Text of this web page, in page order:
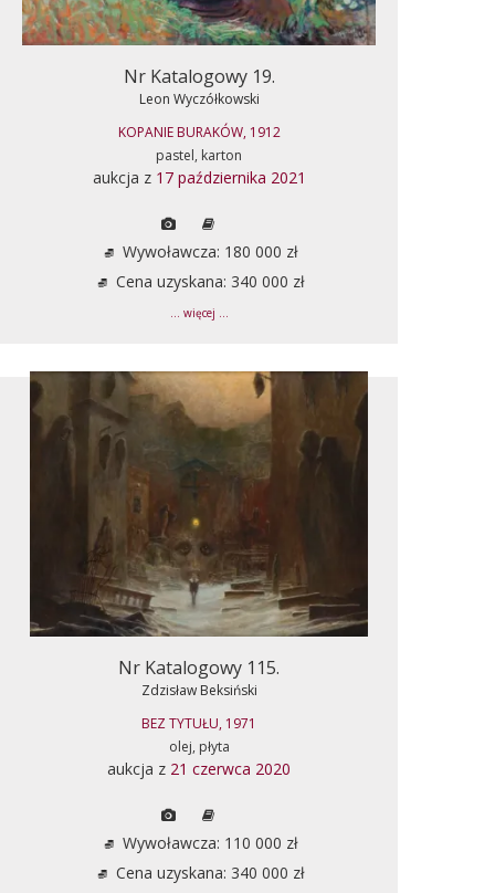
Nr Katalogowy 19.
Leon Wyczółkowski
KOPANIE BURAKÓW, 1912
pastel, karton
aukcja z 17 października 2021
Wywoławcza: 180 000 zł
Cena uzyskana: 340 000 zł
... więcej ...
Nr Katalogowy 115.
Zdzisław Beksiński
BEZ TYTUŁU, 1971
olej, płyta
aukcja z 21 czerwca 2020
Wywoławcza: 110 000 zł
Cena uzyskana: 340 000 zł